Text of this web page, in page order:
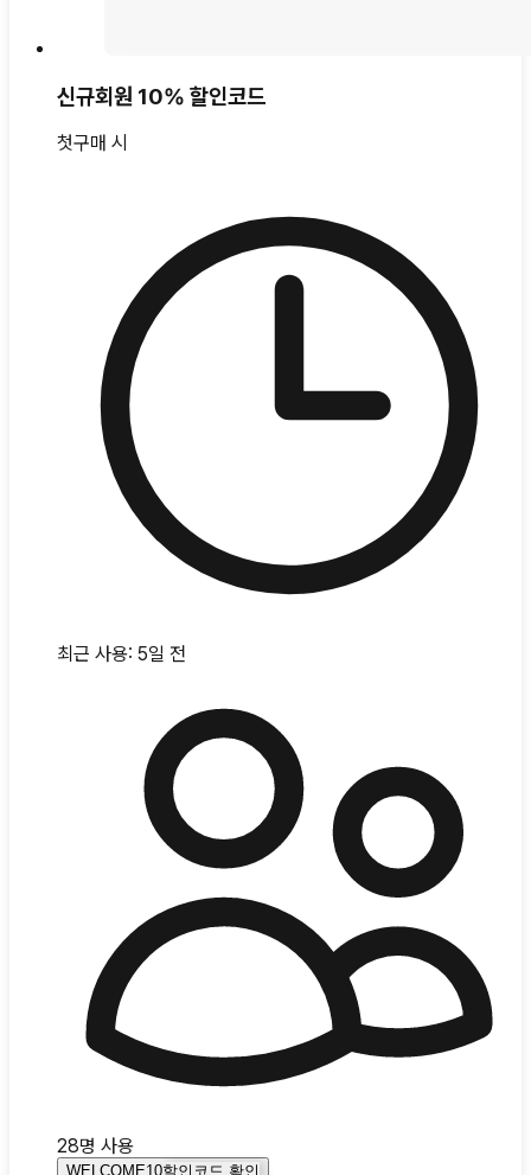
신규회원 10% 할인코드
첫구매 시
최근 사용: 5일 전
28명 사용
WELCOME10할인코드 확인